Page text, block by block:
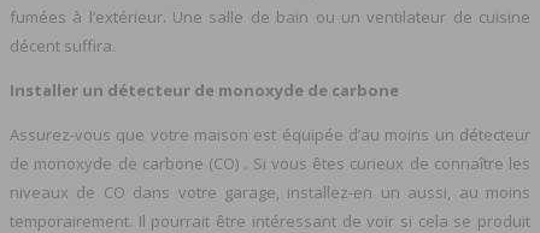
fumées à l’extérieur. Une salle de bain ou un ventilateur de cuisine
décent suffira.
Installer un détecteur de monoxyde de carbone
Assurez-vous que votre maison est équipée d’au moins un détecteur
de monoxyde de carbone (CO) . Si vous êtes curieux de connaître les
niveaux de CO dans votre garage, installez-en un aussi, au moins
temporairement. Il pourrait être intéressant de voir si cela se produit